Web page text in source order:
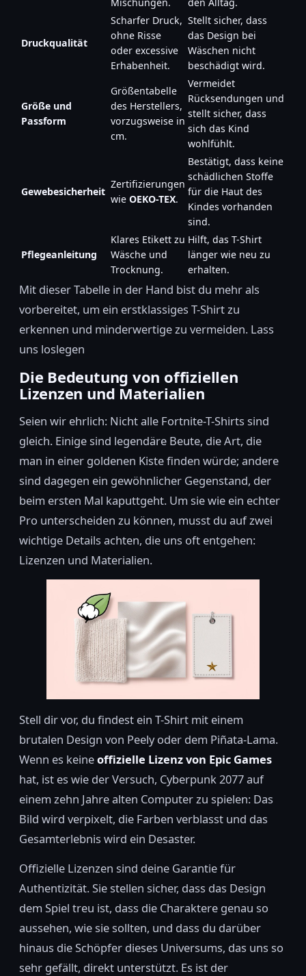
Druckqualität
Scharfer Druck,
ohne Risse
oder excessive
Erhabenheit.
Stellt sicher, dass
das Design bei
Wäschen nicht
beschädigt wird.
Größe und
Passform
Größentabelle
des Herstellers,
vorzugsweise in
cm.
Vermeidet
Rücksendungen und
stellt sicher, dass
sich das Kind
wohlfühlt.
Gewebesicherheit
Zertifizierungen
wie OEKO-TEX.
Bestätigt, dass keine
schädlichen Stoffe
für die Haut des
Kindes vorhanden
sind.
Pflegeanleitung
Klares Etikett zu
Wäsche und
Trocknung.
Hilft, das T-Shirt
länger wie neu zu
erhalten.
Mit dieser Tabelle in der Hand bist du mehr als
vorbereitet, um ein erstklassiges T-Shirt zu
erkennen und minderwertige zu vermeiden. Lass
uns loslegen
Die Bedeutung von offiziellen
Lizenzen und Materialien
Seien wir ehrlich: Nicht alle Fortnite-T-Shirts sind
gleich. Einige sind legendäre Beute, die Art, die
man in einer goldenen Kiste finden würde; andere
sind dagegen ein gewöhnlicher Gegenstand, der
beim ersten Mal kaputtgeht. Um sie wie ein echter
Pro unterscheiden zu können, musst du auf zwei
wichtige Details achten, die uns oft entgehen:
Lizenzen und Materialien.
Stell dir vor, du findest ein T-Shirt mit einem
brutalen Design von Peely oder dem Piñata-Lama.
Wenn es keineoffizielle Lizenz von Epic Games
hat, ist es wie der Versuch, Cyberpunk 2077 auf
einem zehn Jahre alten Computer zu spielen: Das
Bild wird verpixelt, die Farben verblasst und das
Gesamterlebnis wird ein Desaster.
Offizielle Lizenzen sind deine Garantie für
Authentizität. Sie stellen sicher, dass das Design
dem Spiel treu ist, dass die Charaktere genau so
aussehen, wie sie sollten, und dass du darüber
hinaus die Schöpfer dieses Universums, das uns so
sehr gefällt, direkt unterstützt. Es ist der